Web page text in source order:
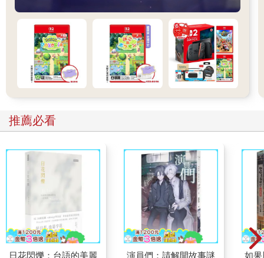
推薦必看
日花閃爍：台語的美麗 演員們：請解開故事謎 如